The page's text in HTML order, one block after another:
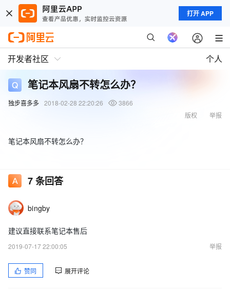
打开 APP
开发者社区 个人
笔记本风扇不转怎么办？
独步喜多多 2018-02-28 22:20:26
3866
举报
版权
笔记本风扇不转怎么办？
7条回答
bingby
建议直接联系笔记本售后
2019-07-17 22:00:05
举报
赞同 展开评论